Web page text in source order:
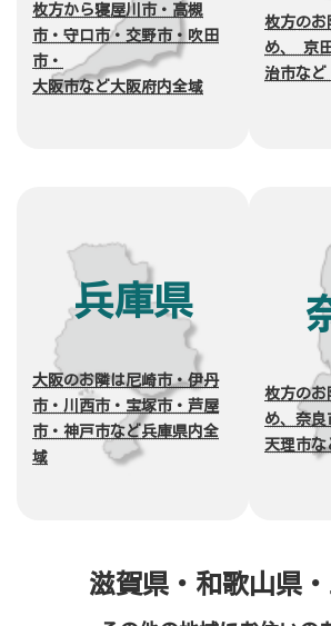
枚方から寝屋川市・高槻
市・守口市・交野市・吹田
市・
大阪市など大阪府内全域
枚方のお
め、 京
治市な
兵庫県
大阪のお隣は尼崎市・伊丹
市・川西市・宝塚市・芦屋
市・神戸市など兵庫県内全
域
枚方のお
め、奈良
天理市な
滋賀県・和歌山県